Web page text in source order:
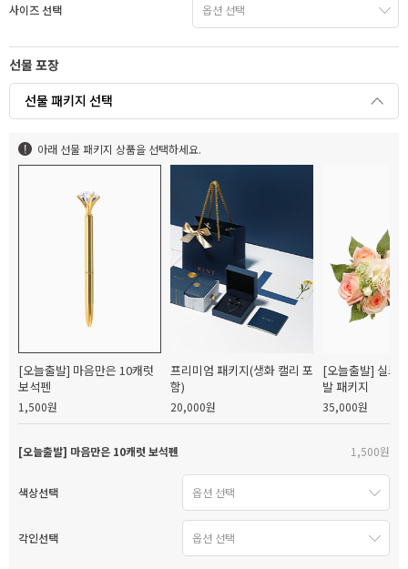
사이즈 선택
선물 포장
선물 패키지 선택
아래 선물 패키지 상품을 선택하세요.
[오늘출발] 마음만은 10캐럿
보석펜
1,500원
프리미엄 패키지(생화 캘리 포
함)
20,000원
[오늘출발] 실크
발 패키지
35,000원
[오늘출발] 마음만은 10캐럿 보석펜 1,500원
색상선택
각인선택